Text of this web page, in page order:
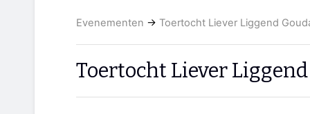
Evenementen → Toertocht Liever Liggend
Toertocht Liever